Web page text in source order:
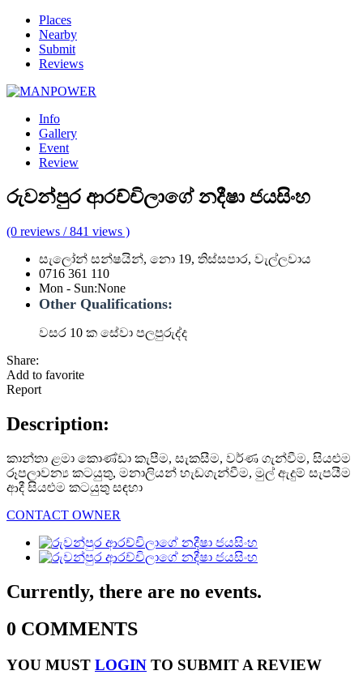
Places
Nearby
Submit
Reviews
Info
Gallery
Event
Review
රුවන්පුර ආරච්චිලාගේ නදීෂා ජයසිංහ
(0 reviews / 841 views )
සැලෝන් සන්ෂයින්, නො 19, තිස්සපාර, වැල්ලවාය
0716 361 110
Mon - Sun:None
Other Qualifications:
වසර 10 ක සේවා පලපුරුද්ද
Share:
Add to favorite
Report
Description:
කාන්තා ළමා කොණ්ඩා කැපීම, සැකසීම, වර්ණ ගැන්වීම, සියළුම
රූපලාවන්‍ය කටයුතු, මනාලියන් හැඩගැන්වීම, මුල් ඇදුම් සැපයීම
ආදී සියළුම කටයුතු සඳහා
CONTACT OWNER
Currently, there are no events.
0 COMMENTS
YOU MUST LOGIN TO SUBMIT A REVIEW